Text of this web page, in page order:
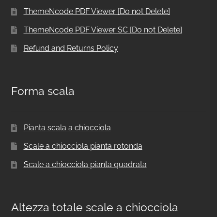
ThemeNcode PDF Viewer [Do not Delete]
ThemeNcode PDF Viewer SC [Do not Delete]
Refund and Returns Policy
Forma scala
Pianta scala a chiocciola
Scale a chiocciola pianta rotonda
Scale a chiocciola pianta quadrata
Altezza totale scale a chiocciola